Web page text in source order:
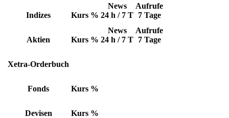
Indizes Kurs %
News
24 h / 7 T
Aufrufe
7 Tage
Aktien Kurs %
News
24 h / 7 T
Aufrufe
7 Tage
Xetra-Orderbuch
Fonds Kurs %
Devisen Kurs %